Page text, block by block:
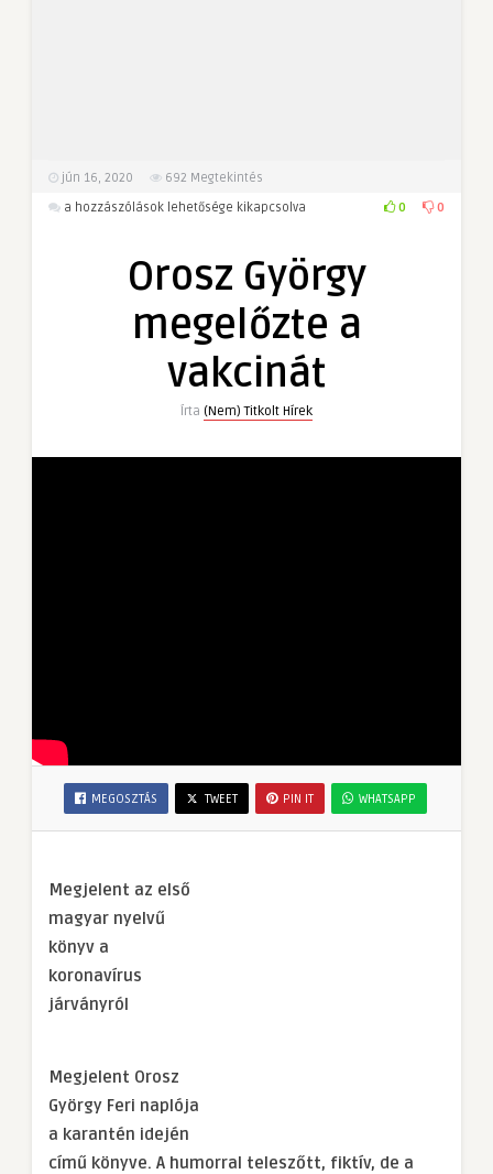
jún 16, 2020 692 Megtekintés
Orosz
a hozzászólások lehetősége kikapcsolva 0 0
Orosz György
megelőzte a
vakcinát
Írta (Nem) Titkolt Hírek
MEGOSZTÁS TWEET PIN IT WHATSAPP
Megjelent az első
magyar nyelvű
könyv a
koronavírus
járványról
Megjelent Orosz
György Feri naplója
a karantén idején
című könyve. A humorral teleszőtt, fiktív, de a